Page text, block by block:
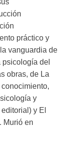
práctico y
vanguardia de
del
obras, de La
y
y El
Murió en